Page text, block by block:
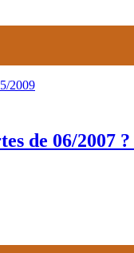
de 06/2007 ?